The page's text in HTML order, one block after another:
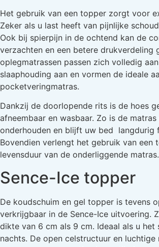
Het gebruik van een topper zorgt voor
Zeker als u last heeft van pijnlijke
Ook bij spierpijn in de ochtend kan de
verzachten en een betere drukverdeling
oplegmatrassen passen zich volledig
slaaphouding aan en vormen de ideale
pocketveringmatras.
Dankzij de doorlopende rits is de hoes
afneembaar en wasbaar. Zo is de
onderhouden en blijft uw bed langdurig
Bovendien verlengt het gebruik van een
levensduur van de onderliggende matras.
Sence-Ice topper
De koudschuim en gel topper is tevens
verkrijgbaar in de Sence-Ice uitvoering.
dikte van 6 cm als 9 cm. Ideaal als u het
nachts. De open celstructuur en luchtige